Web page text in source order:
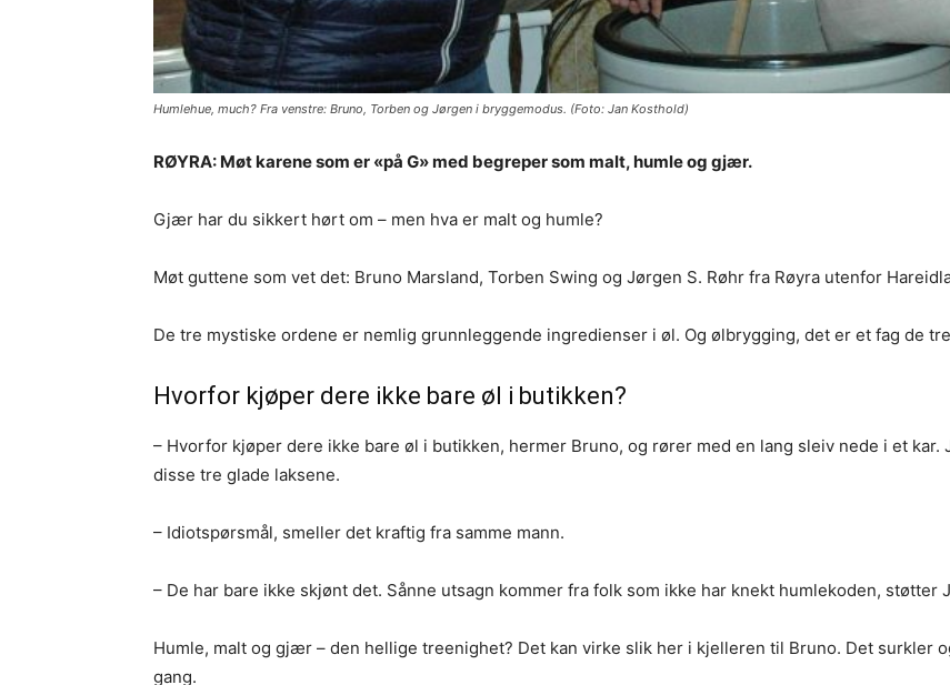
Humlehue, much? Fra venstre: Bruno, Torben og Jørgen i bryggemodus. (Foto: Jan Kosthold)
RØYRA: Møt karene som er «på G» med begreper som malt, humle og gjær.
Gjær har du sikkert hørt om – men hva er malt og humle?
Møt guttene som vet det: Bruno Marsland, Torben Swing og Jørgen S. Røhr fra Røyra utenfor
De tre mystiske ordene er nemlig grunnleggende ingredienser i øl. Og ølbrygging, det er et fag de
Hvorfor kjøper dere ikke bare øl i butikken?
– Hvorfor kjøper dere ikke bare øl i butikken, hermer Bruno, og rører med en lang sleiv nede i et
disse tre glade laksene.
– Idiotspørsmål, smeller det kraftig fra samme mann.
– De har bare ikke skjønt det. Sånne utsagn kommer fra folk som ikke har knekt humlekoden, støtter
Humle, malt og gjær – den hellige treenighet? Det kan virke slik her i kjelleren til Bruno. Det surkler
gang.